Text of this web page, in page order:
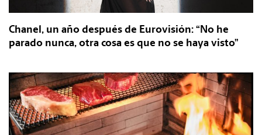
Chanel, un año después de Eurovisión: “No he
parado nunca, otra cosa es que no se haya visto”